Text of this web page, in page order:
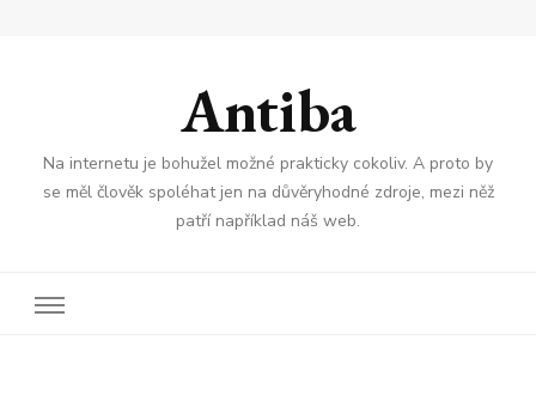
Antiba
Na internetu je bohužel možné prakticky cokoliv. A proto by
se měl člověk spoléhat jen na důvěryhodné zdroje, mezi něž
patří například náš web.